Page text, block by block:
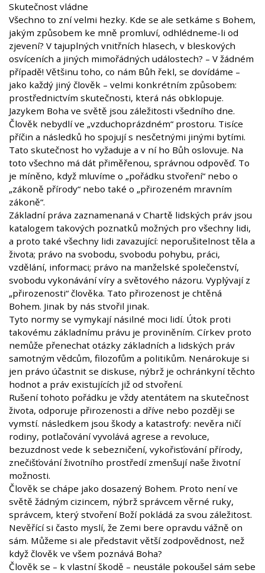
Skutečnost vládne
Všechno to zní velmi hezky. Kde se ale setkáme s Bohem,
jakým způsobem ke mně promluví, odhlédneme-li od
zjevení? V tajuplných vnitřních hlasech, v bleskových
osvíceních a jiných mimořádných událostech? – V žádném
případě! Většinu toho, co nám Bůh řekl, se dovídáme –
jako každý jiný člověk – velmi konkrétním způsobem:
prostřednictvím skutečnosti, která nás obklopuje.
Jazykem Boha ve světě jsou záležitosti všedního dne.
Člověk nebydlí ve „vzduchoprázdném“ prostoru. Tisíce
příčin a následků ho spojují s nesčetnými jinými bytími.
Tato skutečnost ho vyžaduje a v ní ho Bůh oslovuje. Na
toto všechno má dát přiměřenou, správnou odpověď. To
je míněno, když mluvíme o „pořádku stvoření“ nebo o
„zákoně přírody“ nebo také o „přirozeném mravním
zákoně“.
Základní práva zaznamenaná v Chartě lidských práv jsou
katalogem takových poznatků možných pro všechny lidi,
a proto také všechny lidi zavazující: neporušitelnost těla a
života; právo na svobodu, svobodu pohybu, práci,
vzdělání, informaci; právo na manželské společenství,
svobodu vykonávání víry a světového názoru. Vyplývají z
„přirozenosti“ člověka. Tato přirozenost je chtěná
Bohem. Jinak by nás stvořil jinak.
Tyto normy se vymykají násilné moci lidí. Útok proti
takovému základnímu právu je proviněním. Církev proto
nemůže přenechat otázky základních a lidských práv
samotným vědcům, filozofům a politikům. Nenárokuje si
jen právo účastnit se diskuse, nýbrž je ochránkyní těchto
hodnot a práv existujících již od stvoření.
Rušení tohoto pořádku je vždy atentátem na skutečnost
života, odporuje přirozenosti a dříve nebo později se
vymstí. následkem jsou škody a katastrofy: nevěra ničí
rodiny, potlačování vyvolává agrese a revoluce,
bezuzdnost vede k sebezničení, vykořisťování přírody,
znečišťování životního prostředí zmenšují naše životní
možnosti.
Člověk se chápe jako dosazený Bohem. Proto není ve
světě žádným cizincem, nýbrž správcem věrné ruky,
správcem, který stvoření Boží pokládá za svou záležitost.
Nevěřící si často myslí, že Zemi bere opravdu vážně on
sám. Můžeme si ale představit větší zodpovědnost, než
když člověk ve všem poznává Boha?
Člověk se – k vlastní škodě – neustále pokoušel sám sebe